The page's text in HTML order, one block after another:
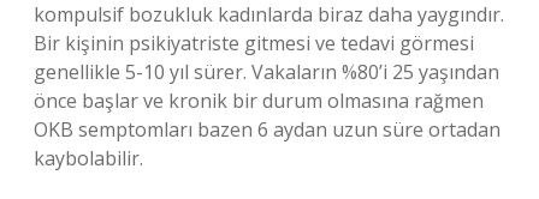
kompulsif bozukluk kadınlarda biraz daha yaygındır.
Bir kişinin psikiyatriste gitmesi ve tedavi görmesi
genellikle 5-10 yıl sürer. Vakaların %80’i 25 yaşından
önce başlar ve kronik bir durum olmasına rağmen
OKB semptomları bazen 6 aydan uzun süre ortadan
kaybolabilir.